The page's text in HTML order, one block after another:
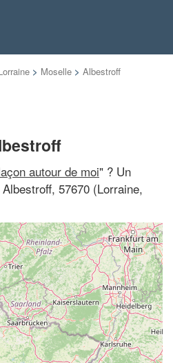
> Moselle > Albestroff
autour de moi" ? Un
57670 (Lorraine,